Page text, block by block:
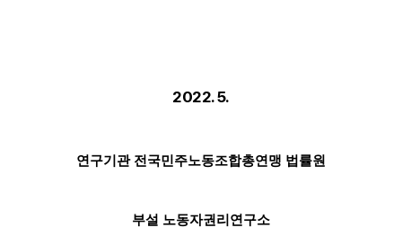
2022. 5.
연구기관 전국민주노동조합총연맹 법률원
부설 노동자권리연구소